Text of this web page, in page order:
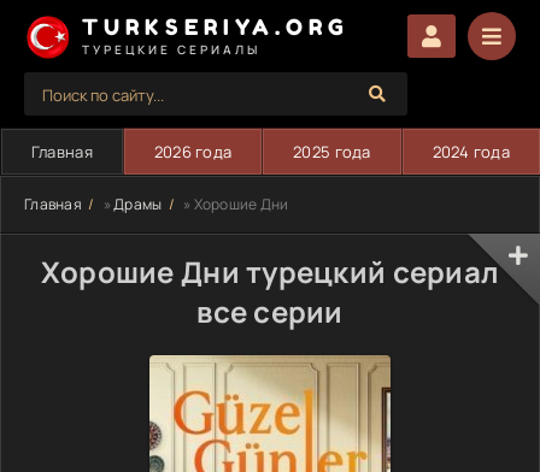
TURKSERIYA.ORG
ТУРЕЦКИЕ СЕРИАЛЫ
Главная 2026 года 2025 года 2024 года
Главная »Драмы » Хорошие Дни
Хорошие Дни турецкий сериал
все серии